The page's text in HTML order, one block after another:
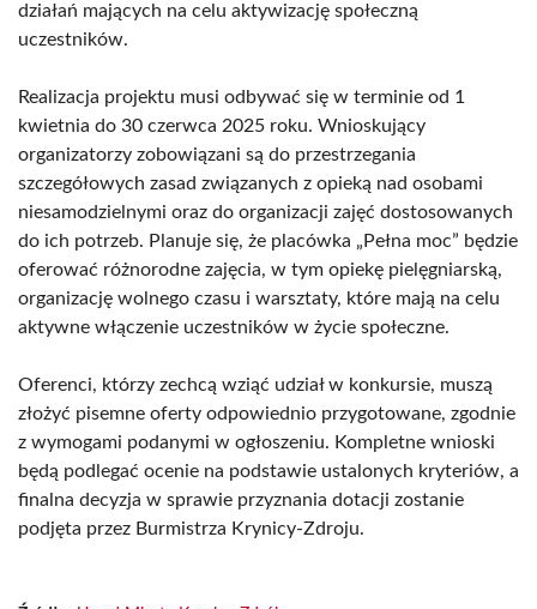
działań mających na celu aktywizację społeczną
uczestników.
Realizacja projektu musi odbywać się w terminie od 1
kwietnia do 30 czerwca 2025 roku. Wnioskujący
organizatorzy zobowiązani są do przestrzegania
szczegółowych zasad związanych z opieką nad osobami
niesamodzielnymi oraz do organizacji zajęć dostosowanych
do ich potrzeb. Planuje się, że placówka „Pełna moc” będzie
oferować różnorodne zajęcia, w tym opiekę pielęgniarską,
organizację wolnego czasu i warsztaty, które mają na celu
aktywne włączenie uczestników w życie społeczne.
Oferenci, którzy zechcą wziąć udział w konkursie, muszą
złożyć pisemne oferty odpowiednio przygotowane, zgodnie
z wymogami podanymi w ogłoszeniu. Kompletne wnioski
będą podlegać ocenie na podstawie ustalonych kryteriów, a
finalna decyzja w sprawie przyznania dotacji zostanie
podjęta przez Burmistrza Krynicy-Zdroju.